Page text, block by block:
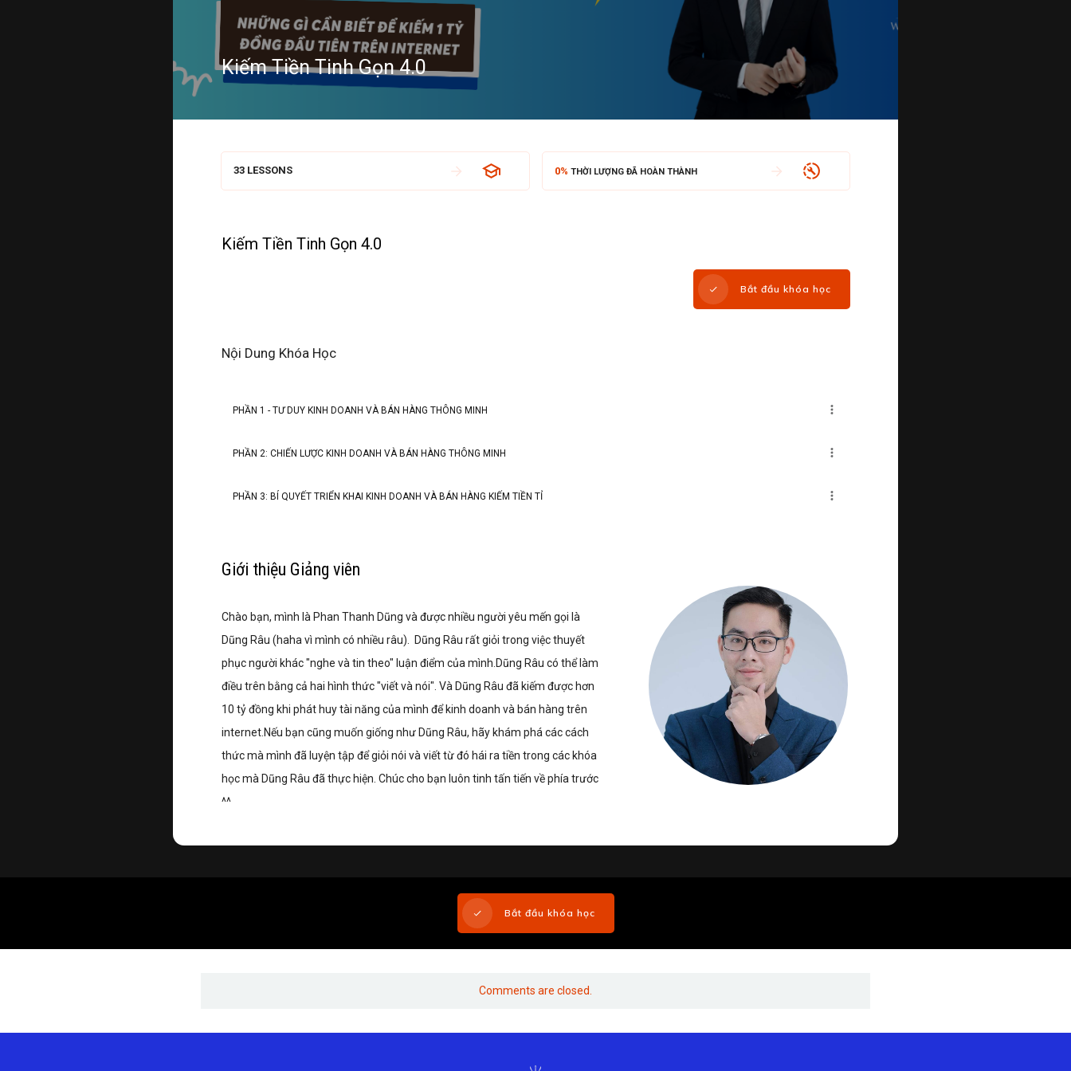
Kiếm Tiền Tinh Gọn 4.0
33 LESSONS 0% THỜI LƯỢNG ĐÃ HOÀN THÀNH
Kiếm Tiền Tinh Gọn 4.0
Bắt đầu khóa học
Nội Dung Khóa Học
PHẦN 1 - TƯ DUY KINH DOANH VÀ BÁN HÀNG THÔNG MINH
PHẦN 2: CHIẾN LƯỢC KINH DOANH VÀ BÁN HÀNG THÔNG MINH
PHẦN 3: BÍ QUYẾT TRIỂN KHAI KINH DOANH VÀ BÁN HÀNG KIẾM TIỀN TỈ
Giới thiệu Giảng viên
Chào bạn, mình là Phan Thanh Dũng và được nhiều người yêu mến gọi là
Dũng Râu (haha vì mình có nhiều râu). Dũng Râu rất giỏi trong việc thuyết
phục người khác "nghe và tin theo" luận điểm của mình.Dũng Râu có thể làm
điều trên bằng cả hai hình thức "viết và nói". Và Dũng Râu đã kiếm được hơn
10 tỷ đồng khi phát huy tài năng của mình để kinh doanh và bán hàng trên
internet.Nếu bạn cũng muốn giống như Dũng Râu, hãy khám phá các cách
thức mà mình đã luyện tập để giỏi nói và viết từ đó hái ra tiền trong các khóa
học mà Dũng Râu đã thực hiện. Chúc cho bạn luôn tinh tấn tiến về phía trước
^^
Bắt đầu khóa học
Comments are closed.